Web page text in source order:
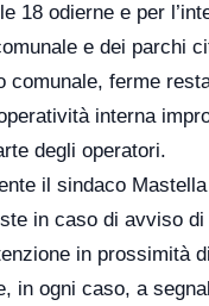
18 odierne e per
e dei parchi
comunale, ferme
interna
degli operatori.
il sindaco
in caso di avviso
in prossimità
in ogni caso, a